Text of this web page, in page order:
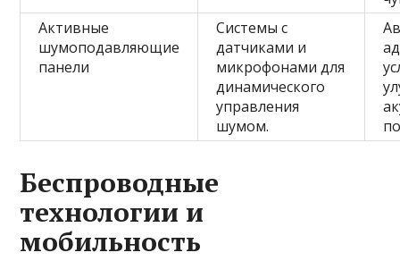
Активные
шумоподавляющие
панели
Системы с
датчиками и
микрофонами для
динамического
управления
шумом.
Беспроводные
технологии и
мобильность